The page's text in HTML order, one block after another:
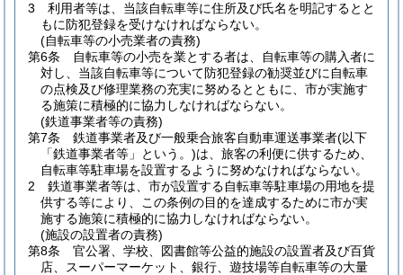
3
利用者等は、当該自転車等に住所及び氏名を明記するとと
もに防犯登録を受けなければならない。
(自転車等の小売業者の責務)
第6条
自転車等の小売を業とする者は、自転車等の購入者に
対し、当該自転車等について防犯登録の勧奨並びに自転車
の点検及び修理業務の充実に努めるとともに、市が実施す
る施策に積極的に協力しなければならない。
(鉄道事業者等の責務)
第7条
鉄道事業者及び一般乗合旅客自動車運送事業者(以下
「鉄道事業者等」という。)は、旅客の利便に供するため、
自転車等駐車場を設置するように努めなければならない。
2
鉄道事業者等は、市が設置する自転車等駐車場の用地を提
供する等により、この条例の目的を達成するために市が実
施する施策に積極的に協力しなければならない。
(施設の設置者の責務)
第8条
官公署、学校、図書館等公益的施設の設置者及び百貨
店、スーパーマーケット、銀行、遊技場等自転車等の大量